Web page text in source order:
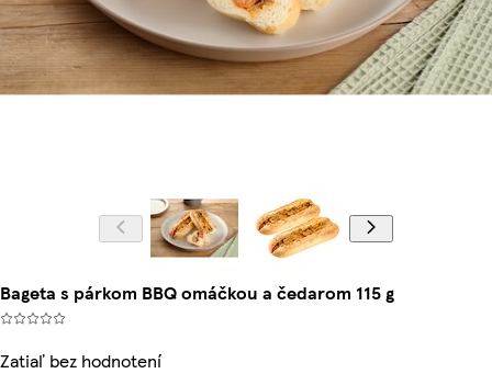
Bageta s párkom BBQ omáčkou a čedarom 115 g
Zatiaľ bez hodnotení